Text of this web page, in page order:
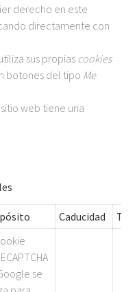
derecho en este
directamente con
sus propias cookies
botones del tipo Me
web tiene una
Caducidad
se